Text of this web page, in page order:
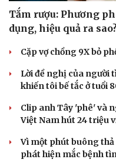
Thông tin doanh nghiệp
Doanh nghiệp 24h
Doanh nhân
Tắm rượu: Phương
dụng, hiệu quả ra
Cặp vợ chồng 9X bỏ
Lời đề nghị của người
khiến tôi bế tắc ở tuổi
Clip anh Tây 'phê' và
Việt Nam hút 24 triệu
Vì một phút buông
phát hiện mắc bệnh